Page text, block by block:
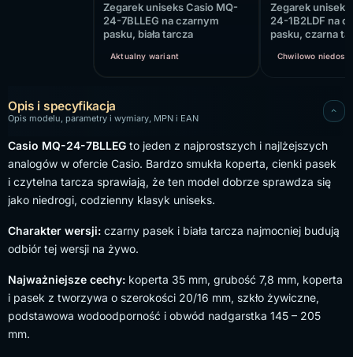
Zegarek uniseks Casio MQ-
24-7BLLEG na czarnym
pasku, biała tarcza
Aktualny wariant
Zegarek
24-1B2LDF na
pasku, czarna
Chwilowo
Opis i specyfikacja
Opis modelu, parametry i wymiary, MPN i EAN
Casio MQ-24-7BLLEG to jeden z najprostszych i najlżejszych
analogów w ofercie Casio. Bardzo smukła koperta, cienki pasek
i czytelna tarcza sprawiają, że ten model dobrze sprawdza się
jako niedrogi, codzienny klasyk uniseks.
Charakter wersji: czarny pasek i biała tarcza najmocniej budują
odbiór tej wersji na żywo.
Najważniejsze cechy: koperta 35 mm, grubość 7,8 mm, koperta
i pasek z tworzywa o szerokości 20/16 mm, szkło żywiczne,
podstawowa wodoodporność i obwód nadgarstka 145 – 205
mm.